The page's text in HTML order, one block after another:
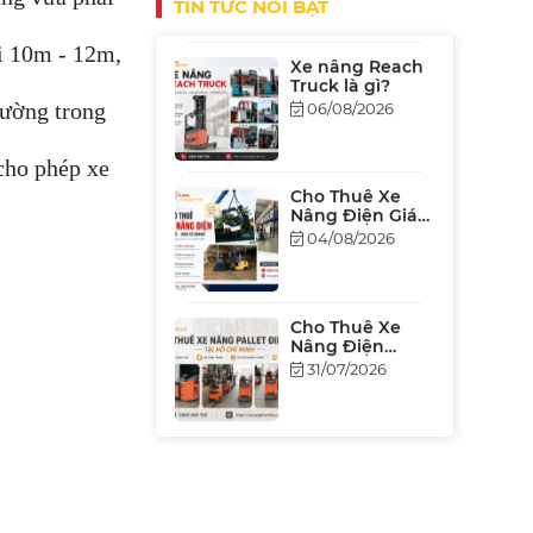
- 12m,
trong
phép xe
TIN TỨC NỔI BẬTtrước khi xuống
Xe nâng Reach
Truck là gì?
06/08/2026
Cho Thuê Xe
Nâng Điện Giá
Rẻ Tại TP.HCM &
Bình Dương
04/08/2026
Cho Thuê Xe
Nâng Điện
Đứng Lái Tại
TPHCM – Giá Rẻ,
31/07/2026